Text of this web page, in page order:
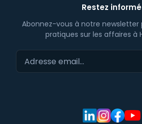
Restez informé
Abonnez-vous à notre newsletter
pratiques sur les affaires à